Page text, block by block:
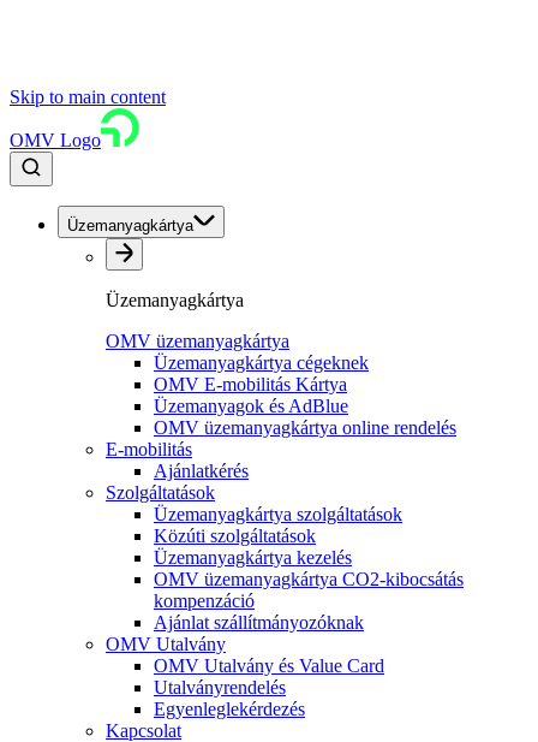
Skip to main content
OMV Logo
Üzemanyagkártya
Üzemanyagkártya
OMV üzemanyagkártya
Üzemanyagkártya cégeknek
OMV E-mobilitás Kártya
Üzemanyagok és AdBlue
OMV üzemanyagkártya online rendelés
E-mobilitás
Ajánlatkérés
Szolgáltatások
Üzemanyagkártya szolgáltatások
Közúti szolgáltatások
Üzemanyagkártya kezelés
OMV üzemanyagkártya CO2-kibocsátás
kompenzáció
Ajánlat szállítmányozóknak
OMV Utalvány
OMV Utalvány és Value Card
Utalványrendelés
Egyenleglekérdezés
Kapcsolat